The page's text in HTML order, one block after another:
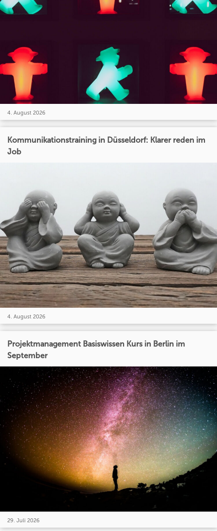
4. August 2026
Kommunikationstraining in Düsseldorf: Klarer reden im
Job
4. August 2026
Projektmanagement Basiswissen Kurs in Berlin im
September
29. Juli 2026